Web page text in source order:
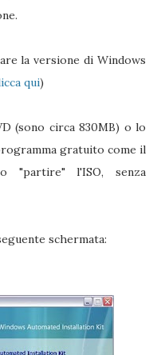
la versione di Windows
qui)
(sono circa 830MB) o lo
gratuito come il
"partire" l'ISO, senza
schermata: